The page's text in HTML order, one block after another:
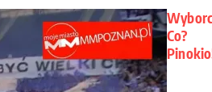
Co?